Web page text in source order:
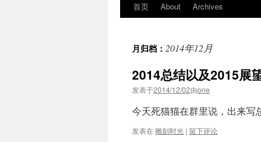
首页 About Archives
月归档： 2014年12月
2014总结以及2015展
发表于2014/12/02由one
今天死猫猫在群里说，出来写
发表在 雕刻时光 | 留下评论